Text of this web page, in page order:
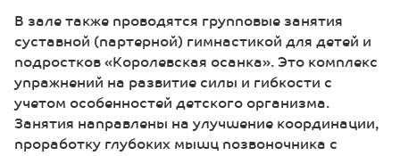
В зале также проводятся групповые занятия
суставной (партерной) гимнастикой для детей и
подростков «Королевская осанка». Это комплекс
упражнений на развитие силы и гибкости с
учетом особенностей детского организма.
Занятия направлены на улучшение координации,
проработку глубоких мышц позвоночника с